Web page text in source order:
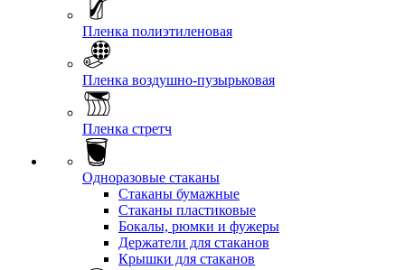
Пленка полиэтиленовая
Пленка воздушно-пузырьковая
Пленка стретч
Одноразовые стаканы
Стаканы бумажные
Стаканы пластиковые
Бокалы, рюмки и фужеры
Держатели для стаканов
Крышки для стаканов